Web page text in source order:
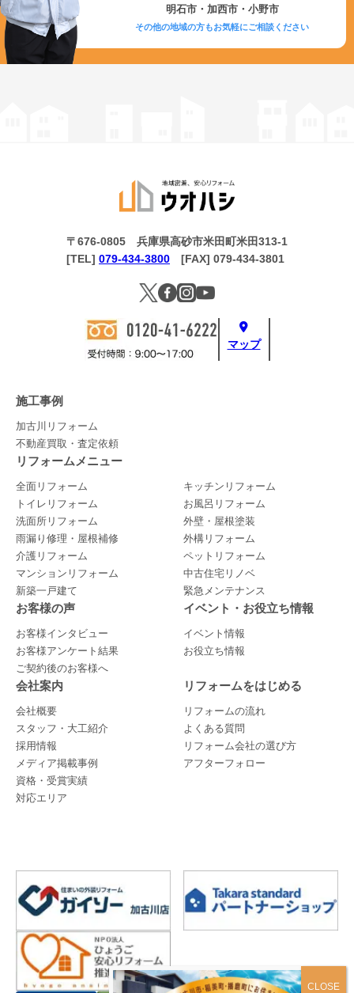
明石市・加西市・小野市
その他の地域の方もお気軽にご相談ください
マップ
〒676-0805 兵庫県高砂市米田町米田313-1
[TEL] 079-434-3800 [FAX] 079-434-3801
施工事例
加古川リフォーム
不動産買取・査定依頼
リフォームメニュー
全面リフォーム
キッチンリフォーム
トイレリフォーム
お風呂リフォーム
洗面所リフォーム
外壁・屋根塗装
雨漏り修理・屋根補修
外構リフォーム
介護リフォーム
ペットリフォーム
マンションリフォーム
中古住宅リノベ
新築一戸建て
緊急メンテナンス
お客様の声
お客様インタビュー
お客様アンケート結果
ご契約後のお客様へ
イベント・お役立ち情報
イベント情報
お役立ち情報
会社案内
会社概要
スタッフ・大工紹介
採用情報
メディア掲載事例
資格・受賞実績
対応エリア
リフォームをはじめる
リフォームの流れ
よくある質問
リフォーム会社の選び方
アフターフォロー